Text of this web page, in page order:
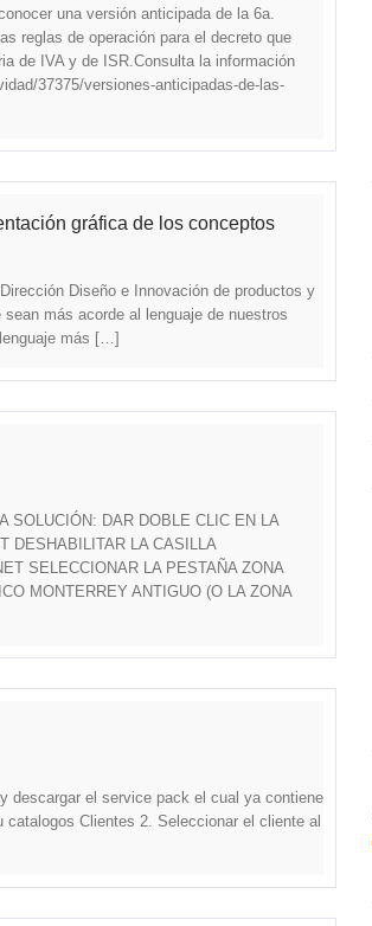
una versión anticipada de la 6a.
reglas de operación para el decreto que
de IVA y de ISR.Consulta la información
37375/versiones-anticipadas-de-las-
gráfica de los conceptos
Diseño e Innovación de productos y
más acorde al lenguaje de nuestros
más […]
SOLUCIÓN: DAR DOBLE CLIC EN LA
DESHABILITAR LA CASILLA
SELECCIONAR LA PESTAÑA ZONA
MONTERREY ANTIGUO (O LA ZONA
descargar el service pack el cual ya contiene
Clientes 2. Seleccionar el cliente al